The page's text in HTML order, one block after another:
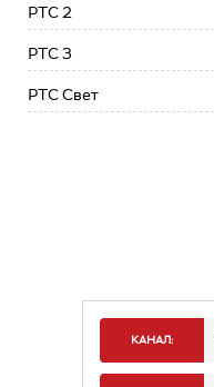
РТС 2
РТС 3
РТС Свет
КАНАЛ: